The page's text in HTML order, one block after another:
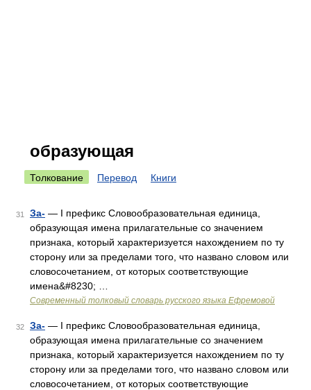
образующая
Толкование Перевод Книги
31 За- — I префикс Словообразовательная единица,
образующая имена прилагательные со значением
признака, который характеризуется нахождением по ту
сторону или за пределами того, что названо словом или
словосочетанием, от которых соответствующие
имена&#8230; …
Современный толковый словарь русского языка Ефремовой
32 За- — I префикс Словообразовательная единица,
образующая имена прилагательные со значением
признака, который характеризуется нахождением по ту
сторону или за пределами того, что названо словом или
словосочетанием, от которых соответствующие